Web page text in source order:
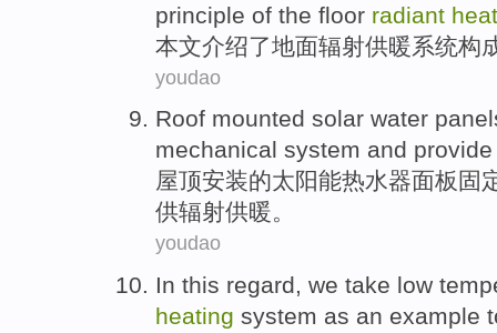
principle of the floor radiant
本文介绍了地面辐射供暖系统构
youdao
Roof mounted solar water
mechanical system and provide
屋顶安装的太阳能热水器面板固
供辐射供暖。
youdao
In this regard, we take low
heating system as an example